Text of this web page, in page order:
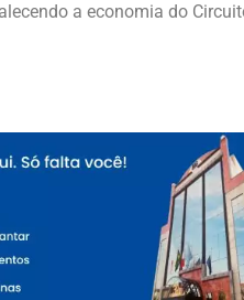
a economia do